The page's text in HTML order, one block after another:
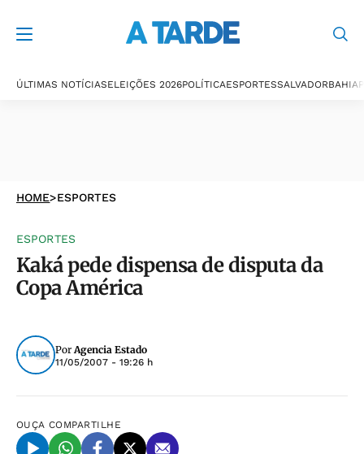
ÚLTIMAS NOTÍCIASELEIÇÕES 2026POLÍTICAESPORTESSALVADORBAHIA
HOME>ESPORTES
ESPORTES
Kaká pede dispensa de disputa da
Copa América
PorAgencia Estado
11/05/2007 - 19:26 h
OUÇA COMPARTILHE